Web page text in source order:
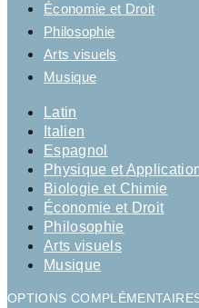
Économie et Droit
Philosophie
Arts visuels
Musique
Latin
Italien
Espagnol
Physique et
Biologie et Chimie
Économie et Droit
Philosophie
Arts visuels
Musique
OPTIONS